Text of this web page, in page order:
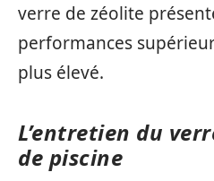
verre de zéolite
performances
plus élevé.
L’entretien du
de piscine